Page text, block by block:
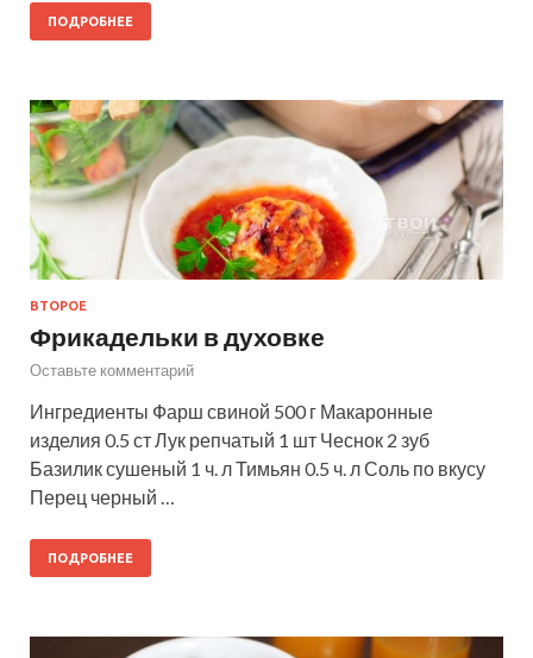
ПОДРОБНЕЕ
ВТОРОЕ
Фрикадельки в духовке
Оставьте комментарий
Ингредиенты Фарш свиной 500 г Макаронные
изделия 0.5 ст Лук репчатый 1 шт Чеснок 2 зуб
Базилик сушеный 1 ч. л Тимьян 0.5 ч. л Соль по вкусу
Перец черный …
ПОДРОБНЕЕ